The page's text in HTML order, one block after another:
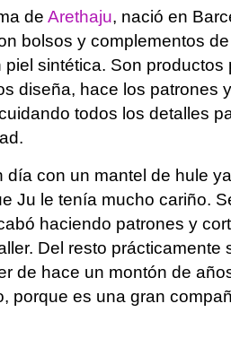
de Arethaju, nació en
bolsos y complementos
sintética. Son productos
diseña, hace los patrones
todos los detalles
día con un mantel de hule
Ju le tenía mucho cariño.
haciendo patrones y
Del resto prácticamente
de hace un montón de
porque es una gran